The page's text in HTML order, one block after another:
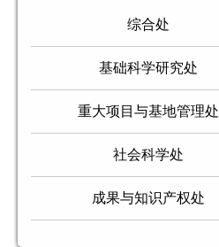
综合处
基础科学研究处
重大项目与基地管理处
社会科学处
成果与知识产权处